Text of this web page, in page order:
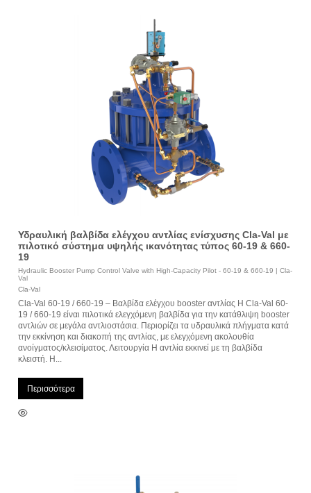
Υδραυλική βαλβίδα ελέγχου αντλίας ενίσχυσης Cla-Val με
πιλοτικό σύστημα υψηλής ικανότητας τύπος 60-19 & 660-
19
Hydraulic Booster Pump Control Valve with High-Capacity Pilot - 60-19 & 660-19 | Cla-
Val
Cla-Val
Cla-Val 60-19 / 660-19 – Βαλβίδα ελέγχου booster αντλίας Η Cla-Val 60-
19 / 660-19 είναι πιλοτικά ελεγχόμενη βαλβίδα για την κατάθλιψη booster
αντλιών σε μεγάλα αντλιοστάσια. Περιορίζει τα υδραυλικά πλήγματα κατά
την εκκίνηση και διακοπή της αντλίας, με ελεγχόμενη ακολουθία
ανοίγματος/κλεισίματος. Λειτουργία Η αντλία εκκινεί με τη βαλβίδα
κλειστή. Η...
Περισσότερα